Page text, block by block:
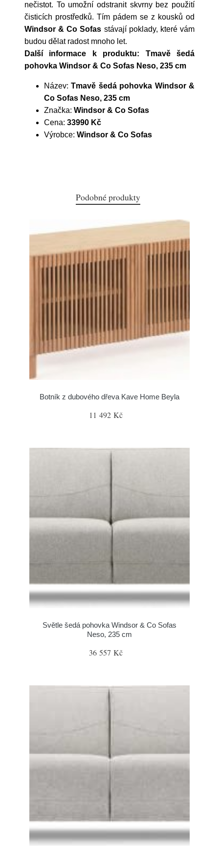
nečistot. To umožní odstranit skvrny bez použití
čisticích prostředků. Tím pádem se z kousků od
Windsor & Co Sofas stávají poklady, které vám
budou dělat radost mnoho let.
Další informace k produktu: Tmavě šedá
pohovka Windsor & Co Sofas Neso, 235 cm
Název:Tmavě šedá pohovka Windsor &
Co Sofas Neso, 235 cm
Značka: Windsor & Co Sofas
Cena: 33990 Kč
Výrobce: Windsor & Co Sofas
Podobné produkty
Botník z dubového dřeva Kave Home Beyla
11 492 Kč
Světle šedá pohovka Windsor & Co Sofas
Neso, 235 cm
36 557 Kč